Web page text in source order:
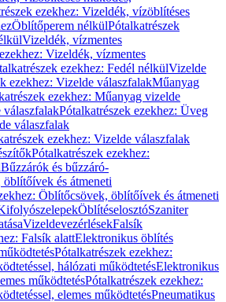
ezekhez: Vizeldék, vízöblítéses
Öblítőperem nélkülPótalkatrészek
Vizeldék, vízmentes
Vizeldék, vízmentes
ezekhez: Fedél nélkülVizelde
ezekhez: Vizelde válaszfalakMűanyag
ezekhez: Műanyag vizelde
Pótalkatrészek ezekhez: Üveg
válaszfalak
ezekhez: Vizelde válaszfalak
Pótalkatrészek ezekhez:
Bűzzárók és bűzzáró-
és átmeneti
Öblítőcsövek, öblítőívek és átmeneti
ÖblítéselosztóSzaniter
VizeldevezérlésekFalsík
Falsík alattElektronikus öblítés
Pótalkatrészek ezekhez:
hálózati működtetésElektronikus
működtetésPótalkatrészek ezekhez:
elemes működtetésPneumatikus